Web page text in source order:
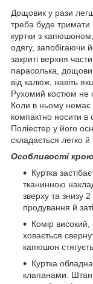
Дощовик у рази
треба буде тримати
куртки з
одягу, запобігаючи
закриті верхня
парасолька, дощовик
від калюж, навіть
Рухомий костюм не
Коли в ньому немає
компактно носити в
Поліестер у його
складається легко й
Особливості
Куртка
тканинною
зверху та знизу
продування й
Комір високий,
ховається
капюшон
Куртка
клапанами.